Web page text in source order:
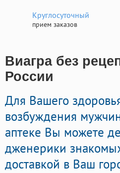
Круглосуточный
прием заказов
Виагра без
России
Для Вашего
возбуждения
аптеке Вы можете
дженерики
доставкой в Ваш